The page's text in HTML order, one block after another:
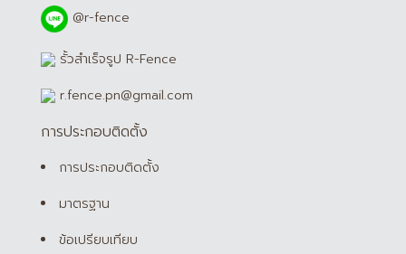
@r-fence
รั้วสำเร็จรูป R-Fence
r.fence.pn@gmail.com
การประกอบติดตั้ง
การประกอบติดตั้ง
มาตรฐาน
ข้อเปรียบเทียบ